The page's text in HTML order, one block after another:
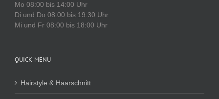
Mo 08:00 bis 14:00 Uhr
Di und Do 08:00 bis 19:30 Uhr
Mi und Fr 08:00 bis 18:00 Uhr
QUICK-MENU
Hairstyle & Haarschnitt